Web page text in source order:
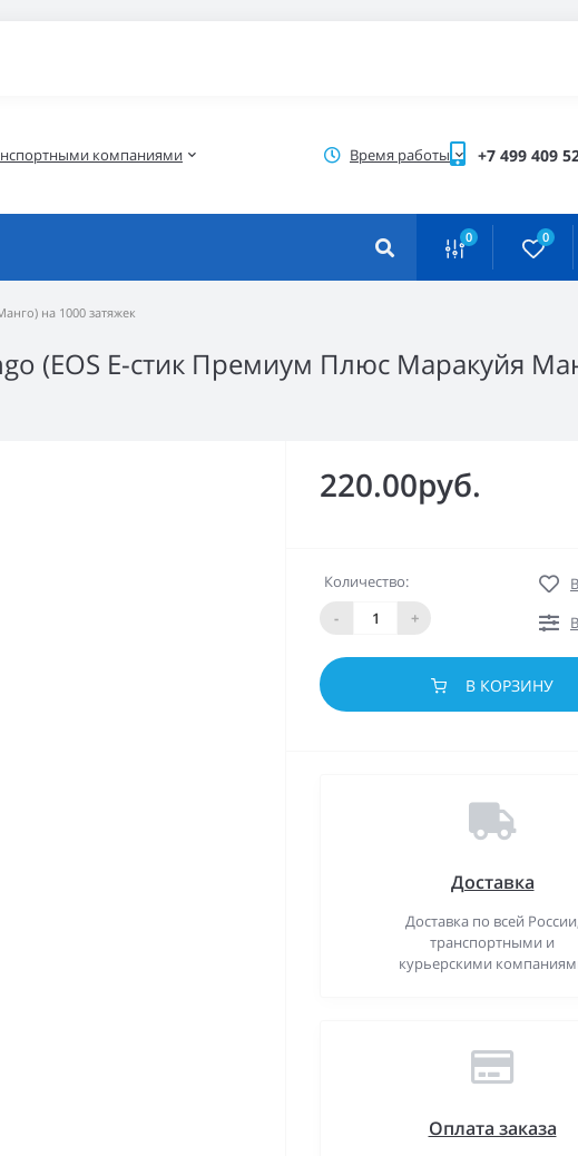
компаниями Время работы +7 499 409
0 0
на 1000 затяжек
(EOS Е-стик Премиум Плюс Маракуйя
220.00руб.
Количество:
-
+
В КОРЗИНУ
Доставка
Доставка по всей России,
транспортными и
курьерскими
Оплата заказа